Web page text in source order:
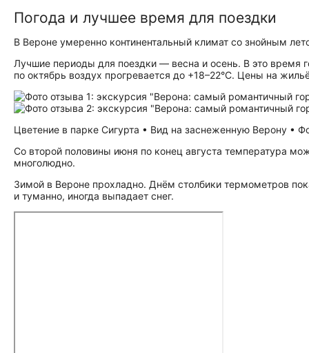
Погода и лучшее время для поездки
В Вероне умеренно континентальный климат со знойным
Лучшие периоды для поездки — весна и осень. В это время
по октябрь воздух прогревается до +18–22°C. Цены на
Цветение в парке Сигурта • Вид на заснеженную Верону •
Со второй половины июня по конец августа температура
многолюдно.
Зимой в Вероне прохладно. Днём столбики термометров
и туманно, иногда выпадает снег.